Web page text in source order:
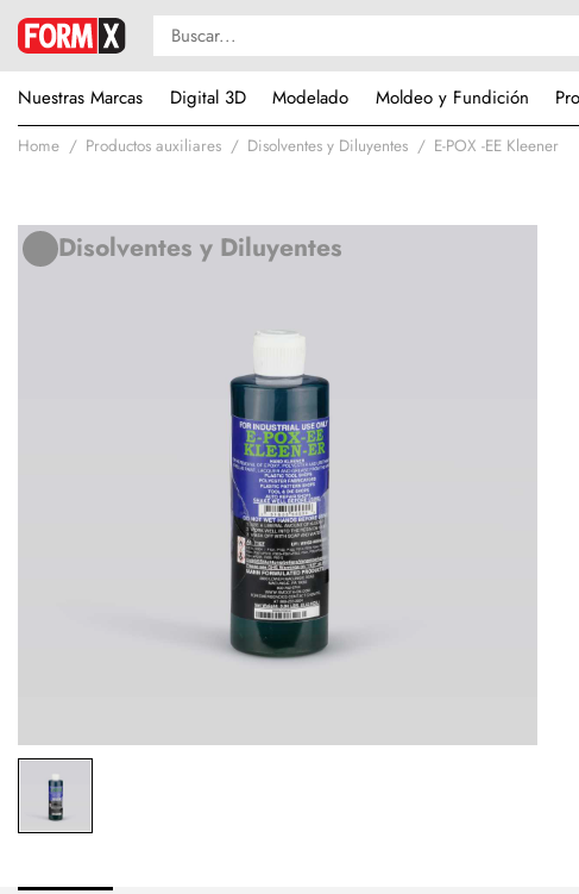
Nuestras Marcas
Digital 3D Modelado Moldeo y Fundición
Home Productos auxiliares Disolventes y Diluyentes E-POX -EE Kleener
Disolventes y Diluyentes